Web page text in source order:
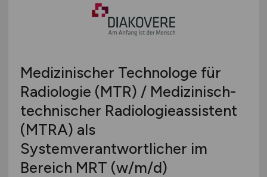
Medizinischer Technologe für
Radiologie (MTR) / Medizinisch-
technischer Radiologieassistent
(MTRA) als
Systemverantwortlicher im
Bereich MRT (w/m/d)